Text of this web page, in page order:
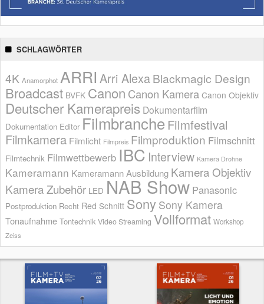
SCHLAGWÖRTER
4K Anamorphot ARRI Arri AlexaBlackmagic Design
Broadcast BVFK Canon Canon Kamera Canon Objektiv
Deutscher Kamerapreis Dokumentarfilm
Dokumentation Editor Filmbranche Filmfestival
Filmkamera Filmlicht Filmpreis Filmproduktion Filmschnitt
Filmtechnik Filmwettbewerb IBC Interview Kamera Drohne
Kameramann Kameramann Ausbildung Kamera Objektiv
Kamera Zubehör LED NAB Show Panasonic
Postproduktion Recht Red Schnitt Sony Sony Kamera
Tonaufnahme Tontechnik Video Streaming Vollformat Workshop
Zeiss